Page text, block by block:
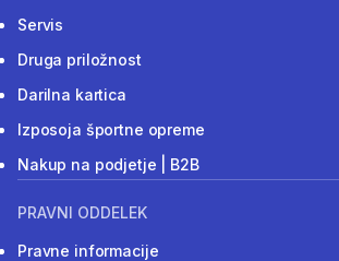
Servis
Druga priložnost
Darilna kartica
Izposoja športne opreme
Nakup na podjetje | B2B
PRAVNI ODDELEK
Pravne informacije